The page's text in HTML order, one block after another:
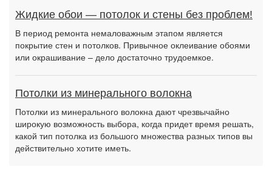
Жидкие обои — потолок и стены без проблем!
В период ремонта немаловажным этапом является
покрытие стен и потолков. Привычное оклеивание обоями
или окрашивание – дело достаточно трудоемкое.
Потолки из минерального волокна
Потолки из минерального волокна дают чрезвычайно
широкую возможность выбора, когда придет время решать,
какой тип потолка из большого множества разных типов вы
действительно хотите иметь.